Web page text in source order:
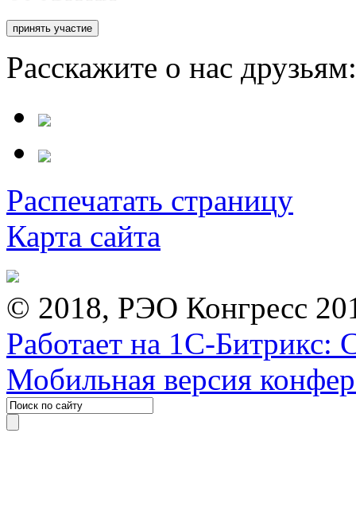
Расскажите о нас
Распечатать страницу
Карта сайта
© 2018, РЭО Конгресс
Работает на 1С-Битрикс:
Мобильная версия